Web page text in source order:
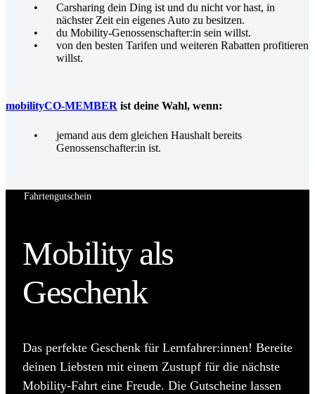
Carsharing dein Ding ist und du nicht vor hast, in
nächster Zeit ein eigenes Auto zu besitzen.
du Mobility-Genossenschafter:in sein willst.
von den besten Tarifen und weiteren Rabatten profitieren
willst.
mobilityCO-MEMBER ist deine Wahl, wenn:
jemand aus dem gleichen Haushalt bereits
Genossenschafter:in ist.
Fahrtengutschein
Mobility als
Geschenk
Das perfekte Geschenk für Lernfahrer:innen! Bereite
deinen Liebsten mit einem Zustupf für die nächste
Mobility-Fahrt eine Freude. Die Gutscheine lassen